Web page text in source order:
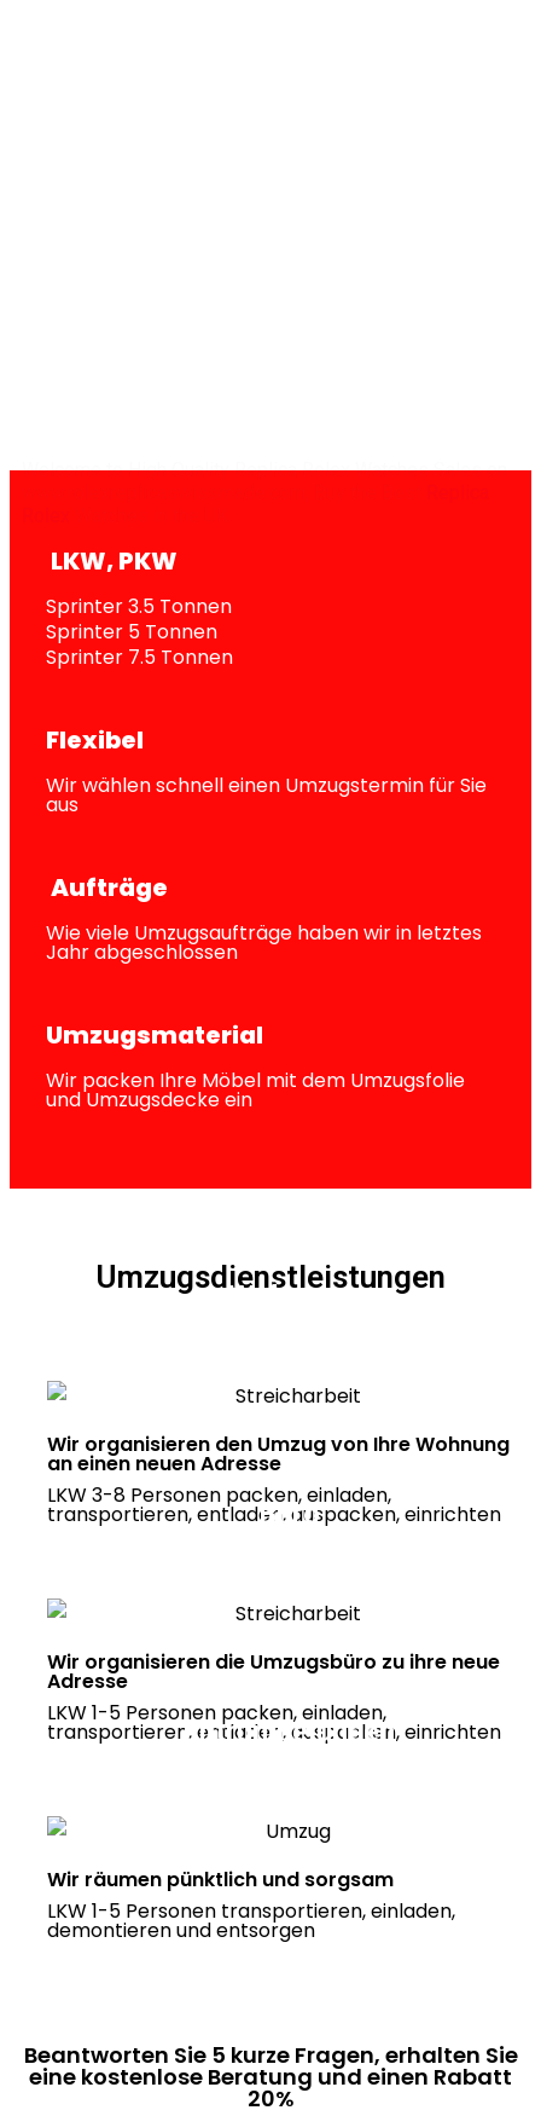
Welcome to High Quality Replica Rolex Watches Sales on
LKW, PKW
Sprinter 3.5 Tonnen
Sprinter 5 Tonnen
Sprinter 7.5 Tonnen
Flexibel
Wir wählen schnell einen Umzugstermin für Sie
aus
Aufträge
Wie viele Umzugsaufträge haben wir in letztes
Jahr abgeschlossen
Umzugsmaterial
Wir packen Ihre Möbel mit dem Umzugsfolie
und Umzugsdecke ein
Umzugsdienstleistungen
Wohnung
Wir organisieren den Umzug von Ihre Wohnung
an einen neuen Adresse
LKW 3-8 Personen packen, einladen,
transportieren, entladen, auspacken, einrichten
Büro
Wir organisieren die Umzugsbüro zu ihre neue
Adresse
LKW 1-5 Personen packen, einladen,
transportieren, entladen, auspacken, einrichten
Entrümpelungen
Wir räumen pünktlich und sorgsam
LKW 1-5 Personen transportieren, einladen,
demontieren und entsorgen
Beantworten Sie 5 kurze Fragen, erhalten Sie
eine kostenlose Beratung und einen Rabatt
20%